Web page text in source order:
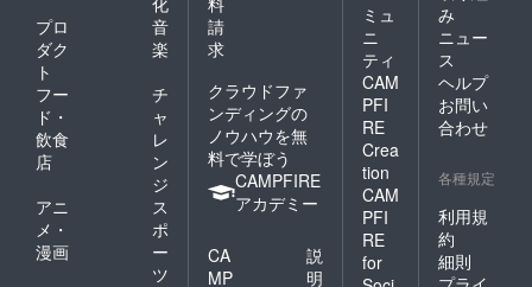
プロ
ダク
ト
音
楽
フー
ド・
飲食
店
チ
ャ
レ
ン
ジ
アニ
メ・
漫画
ス
ポ
ー
ツ
請
求
クラウドファ
ンディングの
ノウハウを無
料で学ぼう
CAMPFIRE
アカデミー
CA
MP
説
明
ミュ
ニ
ティ
CAM
PFI
RE
Crea
tion
CAM
PFI
RE
for
み
ニュー
ス
ヘルプ
お問い
合わせ
各種規定
利用規
約
細則